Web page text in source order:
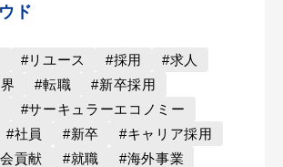
ド
#リユース #採用
#求人
#転職
#新卒採用
#サーキュラーエコノミー
#社員 #新卒
#キャリア採用
貢献 #就職
#海外事業